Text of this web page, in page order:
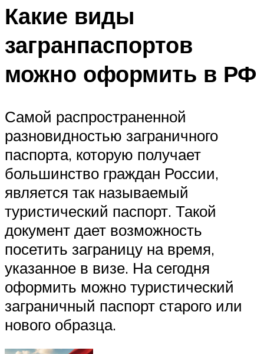
Какие виды
загранпаспортов
можно оформить в РФ
Самой распространенной
разновидностью заграничного
паспорта, которую получает
большинство граждан России,
является так называемый
туристический паспорт. Такой
документ дает возможность
посетить заграницу на время,
указанное в визе. На сегодня
оформить можно туристический
заграничный паспорт старого или
нового образца.